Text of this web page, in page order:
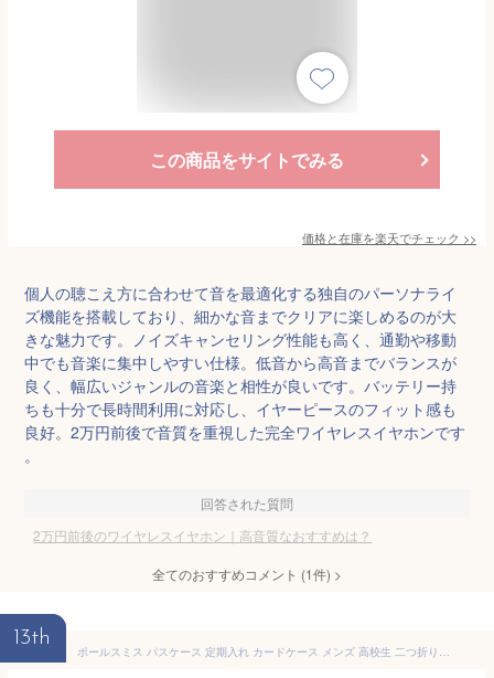
この商品をサイトでみる
価格と在庫を楽天でチェック >>
個人の聴こえ方に合わせて音を最適化する独自のパーソナライ
ズ機能を搭載しており、細かな音までクリアに楽しめるのが大
きな魅力です。ノイズキャンセリング性能も高く、通勤や移動
中でも音楽に集中しやすい仕様。低音から高音までバランスが
良く、幅広いジャンルの音楽と相性が良いです。バッテリー持
ちも十分で長時間利用に対応し、イヤーピースのフィット感も
良好。2万円前後で音質を重視した完全ワイヤレスイヤホンです
。
回答された質問
2万円前後のワイヤレスイヤホン｜高音質なおすすめは？
全てのおすすめコメント (1件) >
13th
ポールスミス パスケース 定期入れ カードケース メンズ 高校生 二つ折り ブランド Paul Smith カラードエッジ 専用箱付 黒 ブラック おしゃれ 20代 30代 40代 50代 ギフト プレゼント 名刺入れ 男性 紳士 本革 BPS752